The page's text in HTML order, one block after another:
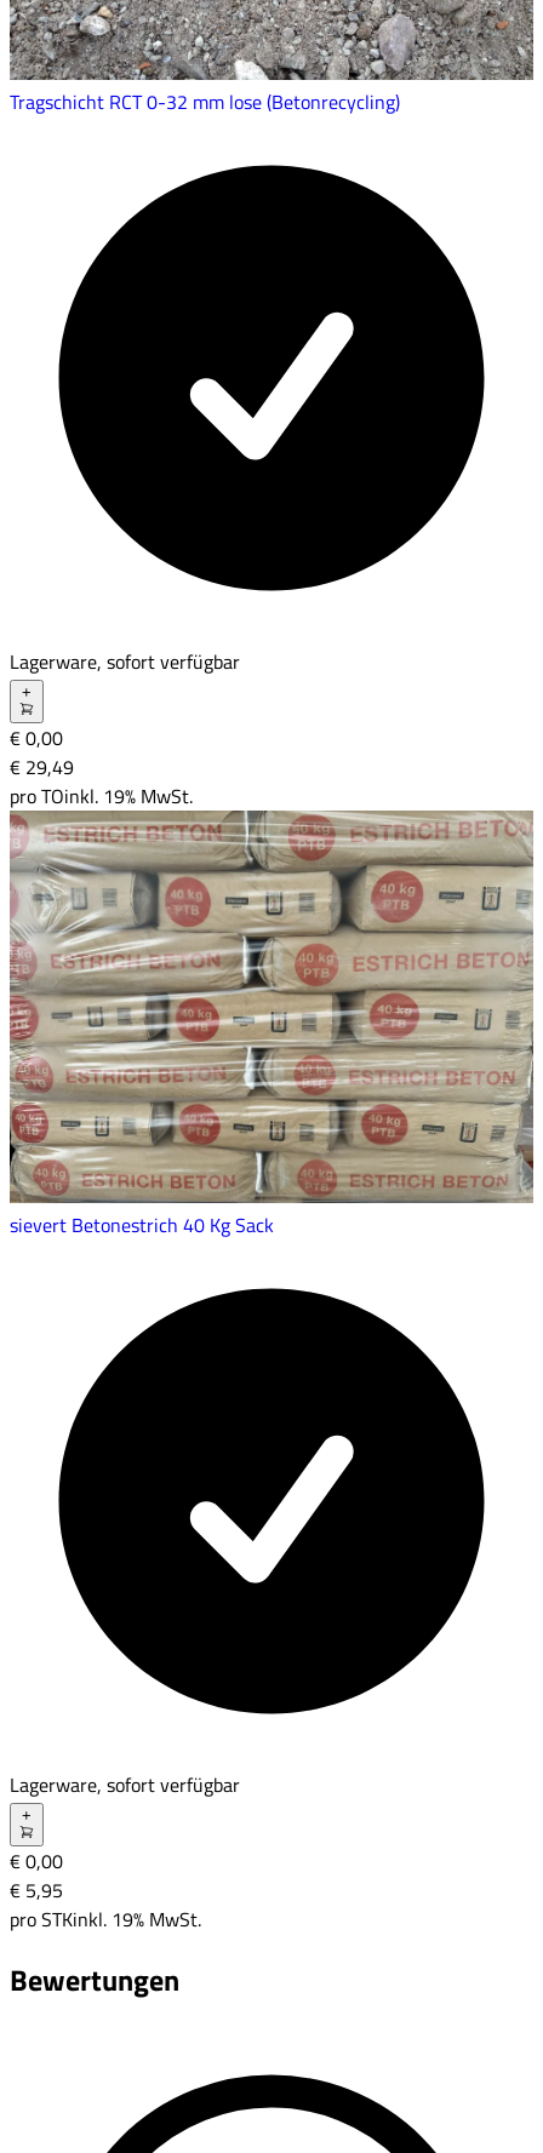
Tragschicht RCT 0-32 mm lose (Betonrecycling)
Lagerware, sofort verfügbar
€ 0,00
€ 29,49
proTOinkl. 19% MwSt.
sievert Betonestrich 40 Kg Sack
Lagerware, sofort verfügbar
€ 0,00
€ 5,95
proSTKinkl. 19% MwSt.
Bewertungen